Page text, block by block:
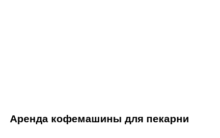
Аренда кофемашины для пекарни